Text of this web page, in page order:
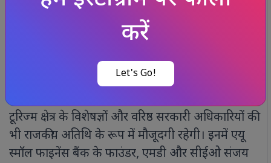
विभागाध्यक्ष (सर्जिकल ऑन्कोलॉजी) डॉ. विपिन गोयल,
टाटा वन एमजी के चीफ फाइनेंशियल ऑफिसर संजय
झावर, और सीके बिड़ला हेल्थकेयर के सीईओ विपुल जैन
जैसे विशेषज्ञ स्वास्थ्य क्षेत्र पर होने वाले सत्र में अपने विचार
टूरिज्म क्षेत्र के विशेषज्ञों और वरिष्ठ सरकारी अधिकारियों की
भी राजकीय अतिथि के रूप में मौजूदगी रहेगी। इनमें एयू
स्मॉल फाइनेंस बैंक के फाउंडर, एमडी और सीईओ संजय